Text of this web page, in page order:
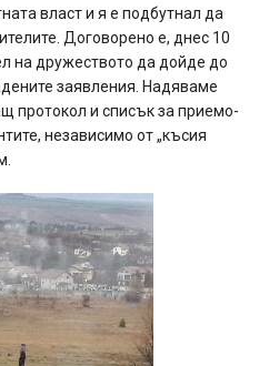
власт и я е подбутнал да
Договорено е, днес 10
на дружеството да дойде до
заявления. Надяваме
протокол и списък за приемо-
независимо от „късия